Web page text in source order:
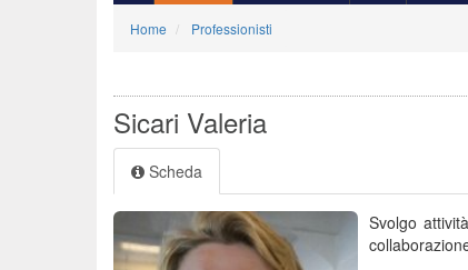
Home Professionisti
Sicari Valeria
Scheda
Svolgo